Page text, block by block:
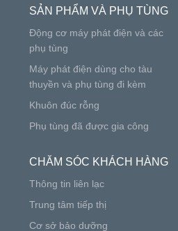
SẢN PHẨM VÀ PHỤ TÙNG
Động cơ máy phát điện và các
phụ tùng
Máy phát điện dùng cho tàu
thuyền và phụ tùng đi kèm
Khuôn đúc rỗng
Phụ tùng đã được gia công
CHĂM SÓC KHÁCH HÀNG
Thông tin liên lạc
Trung tâm tiếp thị
Cơ sở bảo dưỡng